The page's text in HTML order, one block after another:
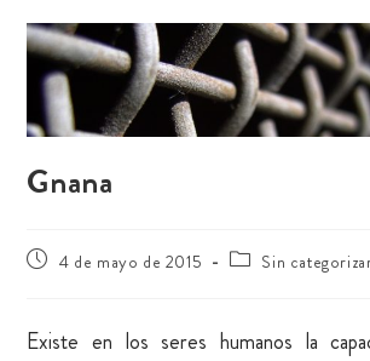
Gnana
4 de mayo de 2015 Sin
Existe en los seres humanos la